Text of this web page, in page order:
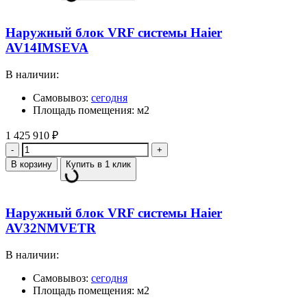
Наружный блок VRF системы Haier
AV14IMSEVA
В наличии:
Самовывоз: сегодня
Площадь помещения: м2
1 425 910 ₽
Количество
В корзину Купить в 1 клик
Наружный блок VRF системы Haier
AV32NMVETR
В наличии:
Самовывоз: сегодня
Площадь помещения: м2